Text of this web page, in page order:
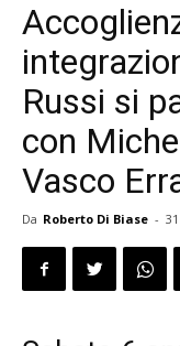
Russi si
con
Vasco
Da Roberto Di Biase -